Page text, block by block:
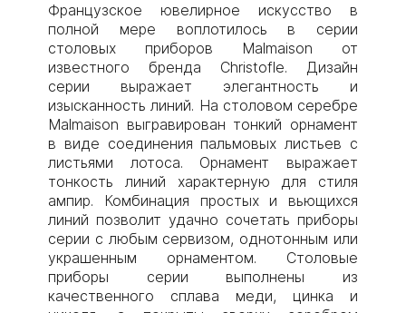
Французское ювелирное искусство в
полной мере воплотилось в серии
столовых приборов Malmaison от
известного бренда Christofle. Дизайн
серии выражает элегантность и
изысканность линий. На столовом серебре
Malmaison выгравирован тонкий орнамент
в виде соединения пальмовых листьев с
листьями лотоса. Орнамент выражает
тонкость линий характерную для стиля
ампир. Комбинация простых и вьющихся
линий позволит удачно сочетать приборы
серии с любым сервизом, однотонным или
украшенным орнаментом. Столовые
приборы серии выполнены из
качественного сплава меди, цинка и